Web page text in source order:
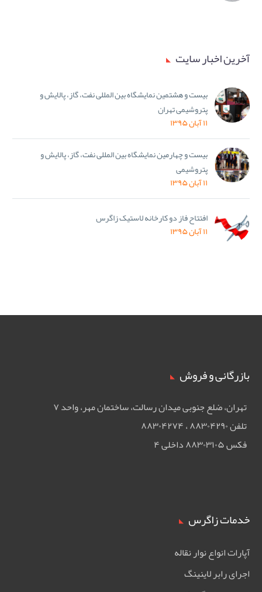
آخرین اخبار سایت
بیست و هشتمین نمایشگاه بین المللی نفت، گاز، پالایش و
پتروشیمی تهران
۱۱ آبان ۱۳۹۵
بیست و چهارمین نمایشگاه بین المللی نفت، گاز، پالایش و
پتروشیمی
۱۱ آبان ۱۳۹۵
افتتاح فاز دو کارخانه لاستیک زاگرس
۱۱ آبان ۱۳۹۵
بازرگانی و فروش
تهران، ضلع جنوبی ميدان رسالت، ساختمان مهر، واحد ۷
تلفن ۸۸۳۰۴۲۹۰ ، ۸۸۳۰۴۲۷۴
فکس ۸۸۳۰۳۱۰۵ داخلی ۴
خدمات زاگرس
آپارات انواع نوار نقاله
اجرای رابر لاینینگ